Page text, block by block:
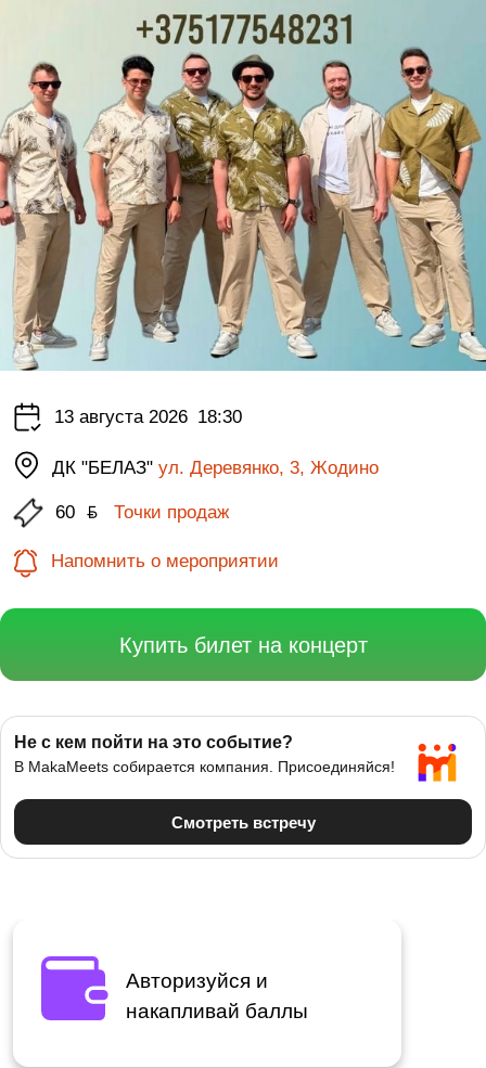
13 августа 2026 18:30
ДК "БЕЛАЗ"ул. Деревянко, 3, Жодино
60 ƃ Точки продаж
Напомнить о мероприятии
Купить билет на концерт
Авторизуйся и
накапливай баллы